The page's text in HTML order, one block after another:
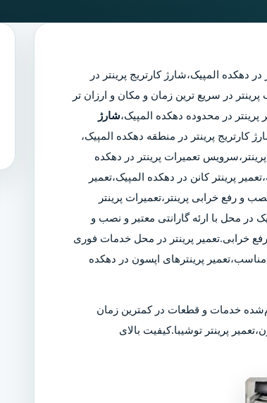
در دهکده المپیک،شارژ کارتریج پرینتر در
پرینتر در سریع ترین زمان و مکان و ارزان تر
شارژ
کارتریج پرینتر در منطقه دهکده المپیک،
تعمیرات پرینتر در دهکده
پرینتر کانن در دهکده المپیک،تعمیر
و رفع خرابی پرینتر،تعمیرات پرینتر
در محل با ارئه گارانتی معتبر و نصب و
رفع خرابی.تعمیر پرینتر در محل خدمات فوری
پرینترهای اپسون در دهکده
خدمات و قطعات در کمترین زمان
پرینتر توشیبا.کیفیت بالای